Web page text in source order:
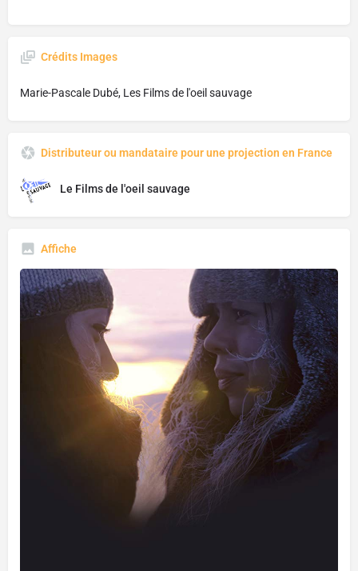
Crédits Images
Marie-Pascale Dubé, Les Films de l'oeil sauvage
Distributeur ou mandataire pour une projection en France
Le Films de l'oeil sauvage
Affiche